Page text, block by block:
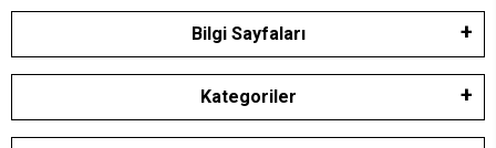
Bilgi Sayfaları
Kategoriler